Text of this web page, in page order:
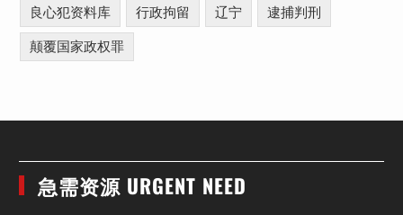
良心犯资料库 行政拘留 辽宁 逮捕判刑
颠覆国家政权罪
急需资源 URGENT NEED